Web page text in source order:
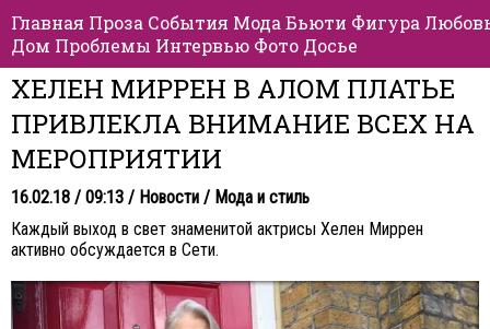
Главная Проза События Мода Бьюти Фигура
Дом Проблемы Интервью Фото Досье
ХЕЛЕН МИРРЕН В АЛОМ ПЛАТЬЕ
ПРИВЛЕКЛА ВНИМАНИЕ ВСЕХ НА
МЕРОПРИЯТИИ
16.02.18 / 09:13 / Новости / Мода и стиль
Каждый выход в свет знаменитой актрисы Хелен Миррен
активно обсуждается в Сети.